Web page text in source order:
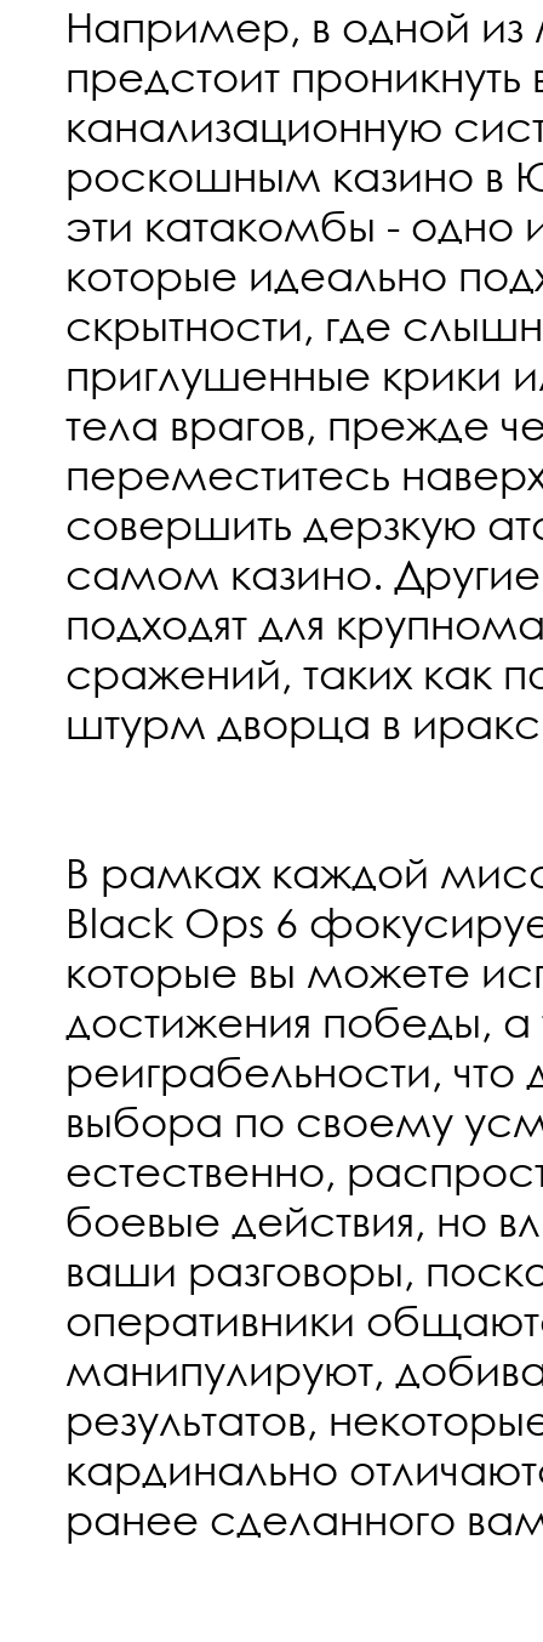
Например, в одной
предстоит проникнуть
канализационную
роскошным казино в
эти катакомбы - одно
которые идеально
скрытности, где
приглушенные крики
тела врагов, прежде
переместитесь
совершить дерзкую
самом казино.
подходят для
сражений, таких как
штурм дворца в
В рамках каждой
Black Ops 6
которые вы можете
достижения победы, а
реиграбельности,
выбора по своему
естественно,
боевые действия, но
ваши разговоры,
оперативники
манипулируют,
результатов,
кардинально
ранее сделанного